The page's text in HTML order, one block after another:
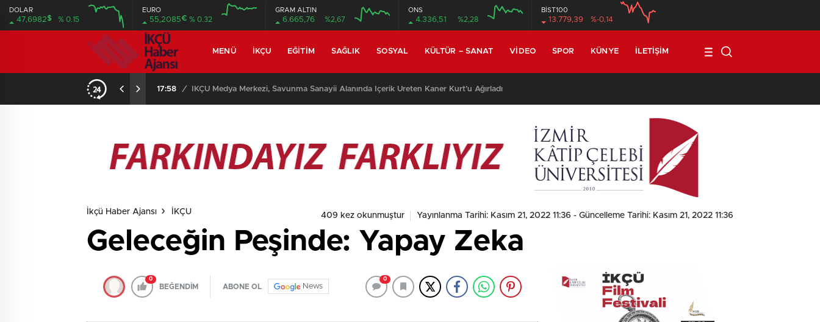
DOLAR
47,6982$ % 0.15
EURO
55,2085€ % 0.32
GRAM ALTIN
6.665,76 %2,67
ONS
4.336,51 %2,28
BİST100
13.779,39 %-0,14
MENÜ İKÇU EĞITIM SAĞLIK SOSYAL KÜLTÜR – SANAT VIDEO SPOR KÜNYE İLETIŞIM
17:58 / İKÇÜ Medya Merkezi, Savunma Sanayii Alanında İçerik Üreten Kaner Kurt’u Ağırladı
İkçü Haber Ajansı İKÇU 409 kez okunmuştur Yayınlanma Tarihi: Kasım 21, 2022 11:36 - Güncelleme Tarihi: Kasım 21, 2022 11:36
Geleceğin Peşinde: Yapay Zeka
0
BEĞENDİM ABONE OL News
0